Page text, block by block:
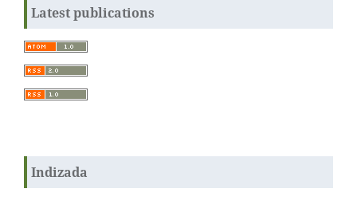
Latest publications
Indizada